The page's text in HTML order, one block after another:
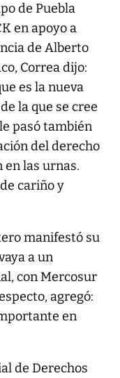
de Puebla
en apoyo a
de Alberto
Correa dijo:
es la nueva
la que se cree
pasó también
del derecho
en las urnas.
cariño y
manifestó su
a un
con Mercosur
agregó:
en
de Derechos